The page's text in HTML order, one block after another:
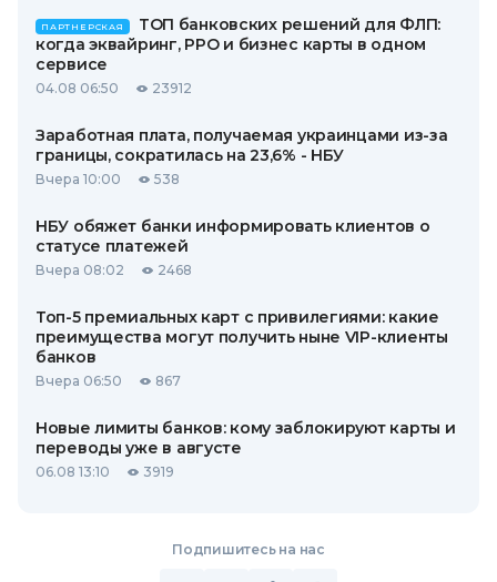
ПАРТНЕРСКАЯ
ТОП банковских решений для ФЛП:
когда эквайринг, РРО и бизнес карты в одном
сервисе
04.08 06:50 23912
Заработная плата, получаемая украинцами из-за
границы, сократилась на 23,6% - НБУ
Вчера 10:00 538
НБУ обяжет банки информировать клиентов о
статусе платежей
Вчера 08:02 2468
Топ-5 премиальных карт с привилегиями: какие
преимущества могут получить ныне VIP-клиенты
банков
Вчера 06:50 867
Новые лимиты банков: кому заблокируют карты и
переводы уже в августе
06.08 13:10 3919
Подпишитесь на нас